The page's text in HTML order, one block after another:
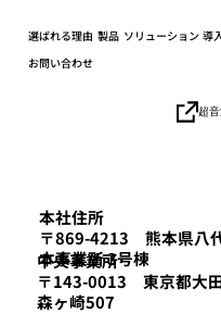
小学生の
本社住所
〒869-4213 熊本県八
本事業所 3号棟
​中央事業所
〒143-0013 東京都大
森ヶ崎507
選ばれる理由 製品 ソリューション 導
お問い合わせ
超